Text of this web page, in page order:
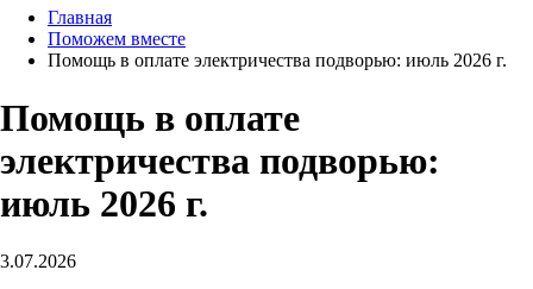
Главная
Поможем вместе
Помощь в оплате электричества подворью: июль 2026 г.
Помощь в оплате
электричества подворью:
июль 2026 г.
3.07.2026